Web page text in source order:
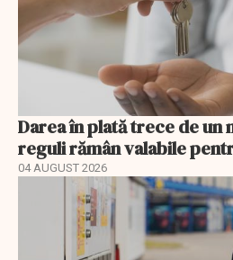
Darea în plată trece de un
reguli rămân valabile
04 AUGUST 2026